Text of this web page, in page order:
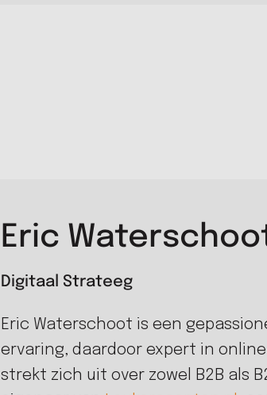
Eric
Digitaal Strateeg
Eric Waterschoot is een
ervaring, daardoor expert in
strekt zich uit over zowel B2B als